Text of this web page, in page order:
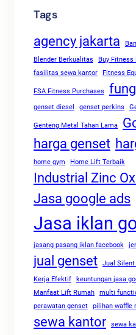
Tags
agency jakarta
Blender Berkualitas
Buy Fitness
fasilitas sewa kantor
Fitness
FSA Fitness Purchases
genset diesel
genset perkins
Genteng Metal Tahan Lama
harga genset
home gym Home Lift Terbaik
Industrial Zinc
Jasa google ads
Jasa iklan
jasang pasang iklan facebook
jual genset Jual Silent
Kerja Efektif
keuntungan jasa
Manfaat Lift Rumah
multi
perawatan genset
pilihan waffle
sewa kantor
sewa